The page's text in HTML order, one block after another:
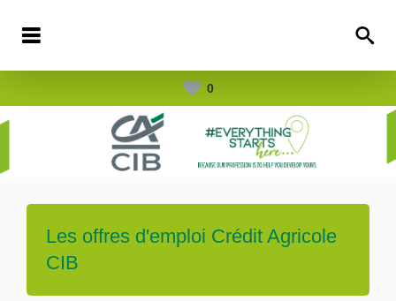
0
Les offres d'emploi Crédit Agricole
CIB